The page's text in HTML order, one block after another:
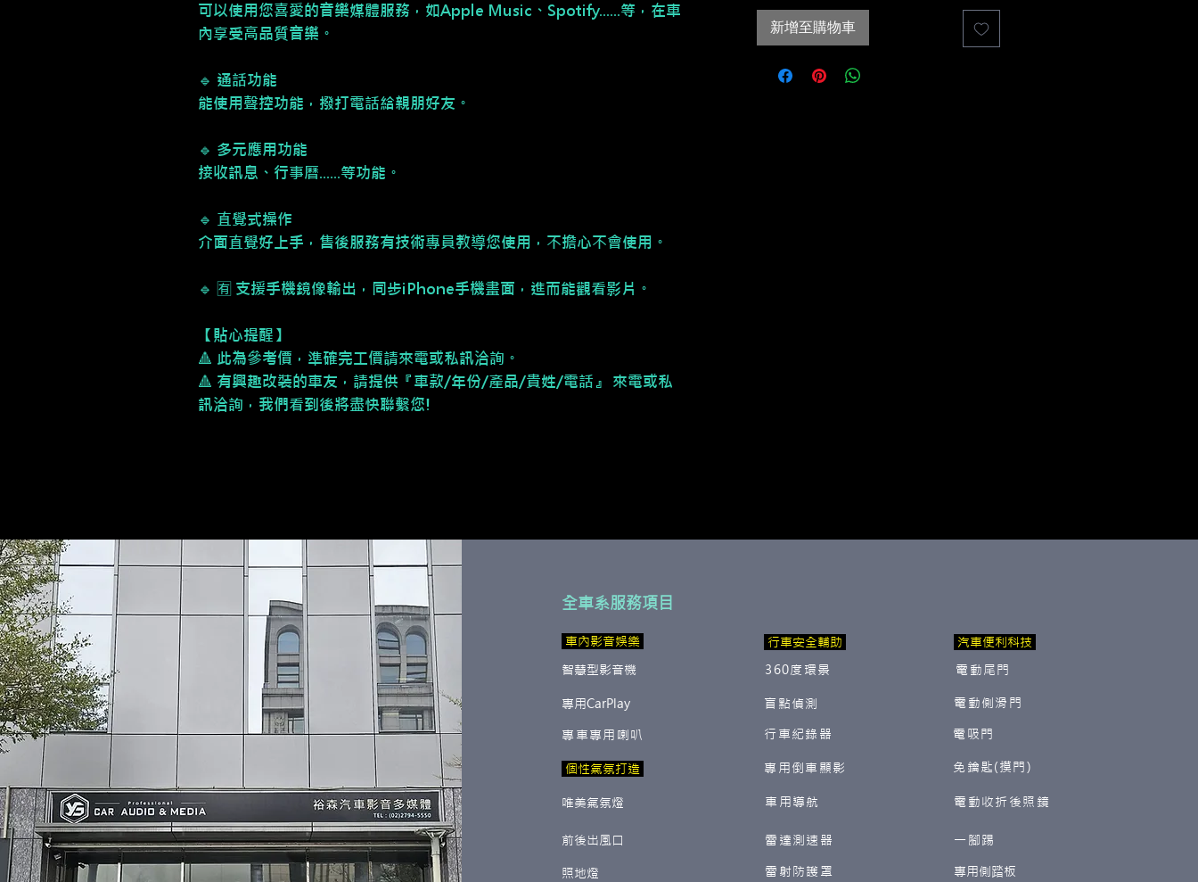
可以使用您喜愛的音樂媒體服務，如Apple Music、Spotify......等，在車
內享受高品質音樂。
🔹 通話功能
能使用聲控功能，撥打電話給親朋好友。
🔹 多元應用功能
接收訊息、行事曆......等功能。
🔹 直覺式操作
介面直覺好上手，售後服務有技術專員教導您使用，不擔心不會使用。
🔹 🈶 支援手機鏡像輸出，同步iPhone手機畫面，進而能觀看影片。
【貼心提醒】
🔺 此為參考價，準確完工價請來電或私訊洽詢。
🔺 有興趣改裝的車友，請提供『車款/年份/產品/貴姓/電話』 來電或私
訊洽詢，我們看到後將盡快聯繫您!
新增至購物車
全車系服務項目
​ 車內影音娛樂
智慧型影音機
行車安全輔助
360度環景
專用CarPlay
專車專用喇叭
盲點偵測
行車紀錄器
專用倒車顯影
​ 個性氣氛打造
唯美氣氛燈 車用導航
汽車便利科技
電動尾門
電動側滑門
電吸門
免鑰匙(摸門)
電動收折後照鏡
前後出風口 雷達測速器
照地燈 雷射防護罩
一腳踢
​專用側踏板